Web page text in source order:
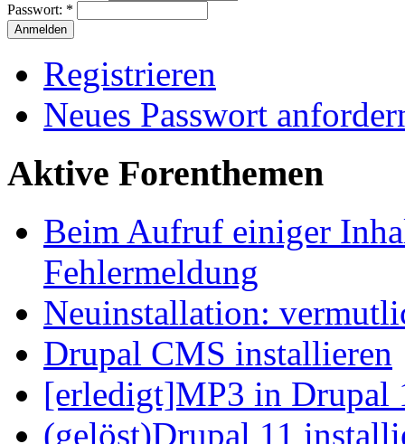
Passwort: *
Registrieren
Neues Passwort
Aktive Forenthemen
Beim Aufruf einiger
Fehlermeldung
Neuinstallation:
Drupal CMS installieren
[erledigt]MP3 in Drupal
(gelöst)Drupal 11